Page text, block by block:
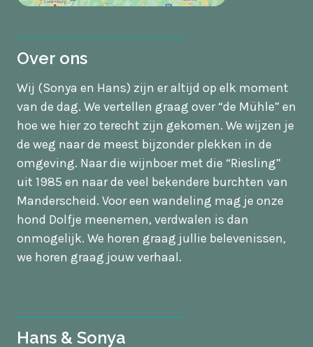
Over ons
Wij (Sonya en Hans) zijn er altijd op elk moment
van de dag. We vertellen graag over “de Mühle” en
hoe we hier zo terecht zijn gekomen. We wijzen je
de weg naar de meest bijzonder plekken in de
omgeving. Naar die wijnboer met die “Riesling”
uit 1985 en naar de veel bekendere burchten van
Manderscheid. Voor een wandeling mag je onze
hond Dolfje meenemen, verdwalen is dan
onmogelijk. We horen graag jullie belevenissen,
we horen graag jouw verhaal.
Hans & Sonya